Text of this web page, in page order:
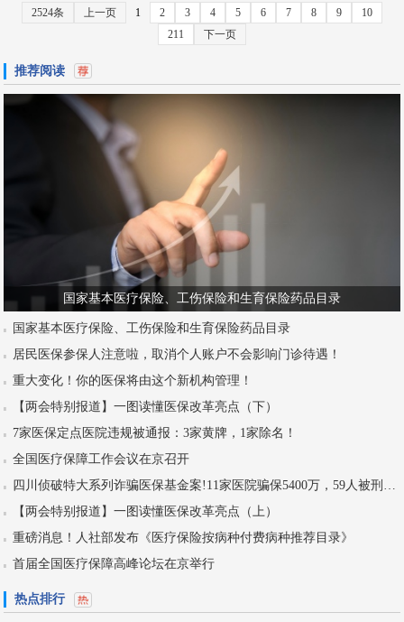
2524条 上一页 1 2 3 4 5 6 7 8 9
10
211
下一页
推荐阅读
国家基本医疗保险、工伤保险和生育保险药品目录
国家基本医疗保险、工伤保险和生育保险药品目录
居民医保参保人注意啦，取消个人账户不会影响门诊待遇！
重大变化！你的医保将由这个新机构管理！
【两会特别报道】一图读懂医保改革亮点（下）
7家医保定点医院违规被通报：3家黄牌，1家除名！
全国医疗保障工作会议在京召开
四川侦破特大系列诈骗医保基金案!11家医院骗保5400万，59人被刑拘！
【两会特别报道】一图读懂医保改革亮点（上）
重磅消息！人社部发布《医疗保险按病种付费病种推荐目录》
首届全国医疗保障高峰论坛在京举行
热点排行